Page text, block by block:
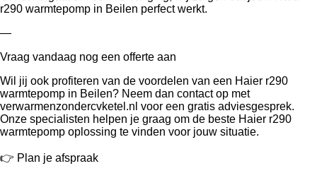
r290 warmtepomp in Beilen perfect werkt.
—
Vraag vandaag nog een offerte aan
Wil jij ook profiteren van de voordelen van een Haier r290
warmtepomp in Beilen? Neem dan contact op met
verwarmenzondercvketel.nl voor een gratis adviesgesprek.
Onze specialisten helpen je graag om de beste Haier r290
warmtepomp oplossing te vinden voor jouw situatie.
👉 Plan je afspraak